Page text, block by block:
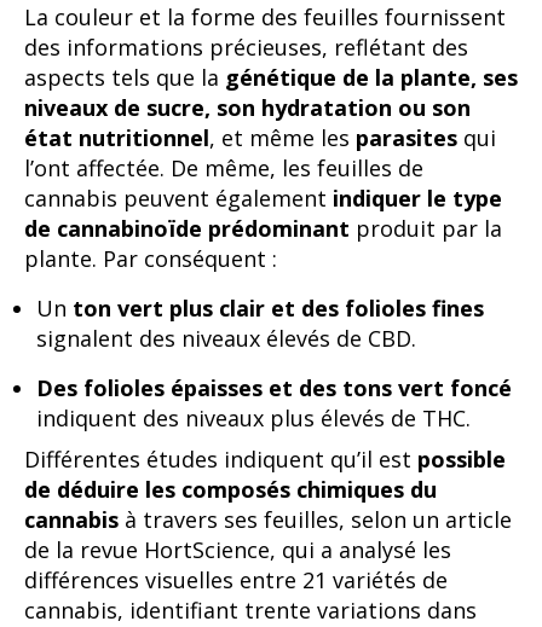
La couleur et la forme des feuilles fournissent
des informations précieuses, reflétant des
aspects tels que la génétique de la plante, ses
niveaux de sucre, son hydratation ou son
état nutritionnel, et même les parasites qui
l’ont affectée. De même, les feuilles de
cannabis peuvent également indiquer le type
de cannabinoïde prédominant produit par la
plante. Par conséquent :
Un ton vert plus clair et des folioles fines
signalent des niveaux élevés de CBD.
Des folioles épaisses et des tons vert foncé
indiquent des niveaux plus élevés de THC.
Différentes études indiquent qu’il est possible
de déduire les composés chimiques du
cannabis à travers ses feuilles, selon un article
de la revue HortScience, qui a analysé les
différences visuelles entre 21 variétés de
cannabis, identifiant trente variations dans